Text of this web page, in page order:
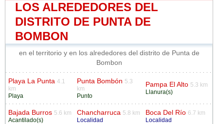
LOS ALREDEDORES DEL
DISTRITO DE PUNTA DE
BOMBON
en el territorio y en los alrededores del distrito de Punta de
Bombon
Playa La Punta 4.1
km
Playa
Punta Bombón 5.3
km
Punto
Pampa El Alto 5.3 km
Llanura(s)
Bajada Burros 5.6 km
Acantilado(s)
Chancharruca 5.8 km
Localidad
Boca Del Río 6.7 km
Localidad